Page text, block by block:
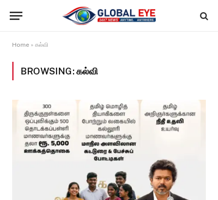
Home » கல்வி
BROWSING:கல்வி